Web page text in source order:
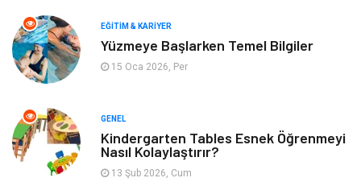
Metal Evlilik Rehberi
Yeme & İçme Anne & Çocuk
Ev İşleri Gayrimenkul
EĞITIM & KARIYER
Yüzmeye Başlarken Temel Bilgiler
15 Oca 2026, Per
GENEL
Kindergarten Tables Esnek Öğrenmeyi
Nasıl Kolaylaştırır?
13 Şub 2026, Cum